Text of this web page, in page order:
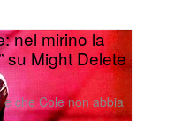
nel mirino la
su Might Delete
che Cole non abbia